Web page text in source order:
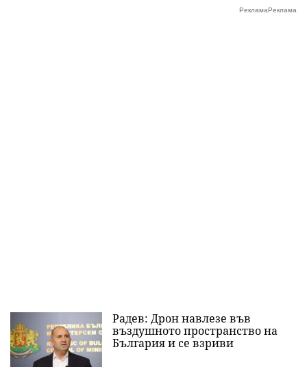
Радев: Дрон навлезе във
въздушното пространство на
България и се взриви